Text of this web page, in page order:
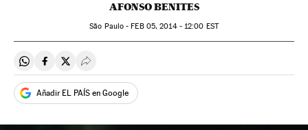
AFONSO BENITES
São Paulo -FEB05, 2014 - 12:00 EST
Compartir en Whatsapp
Compartir en Facebook
Compartir en Twitter
Desplegar Redes Sociales
Añadir EL PAÍS en Google